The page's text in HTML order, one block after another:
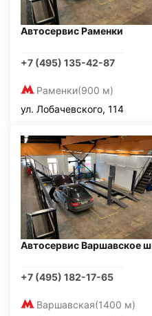
Автосервис Раменки
+7 (495) 135-42-87
Раменки(900 м)
ул. Лобачевского, 114
Автосервис Варшавское ш
+7 (495) 182-17-65
Варшавская(1400 м)